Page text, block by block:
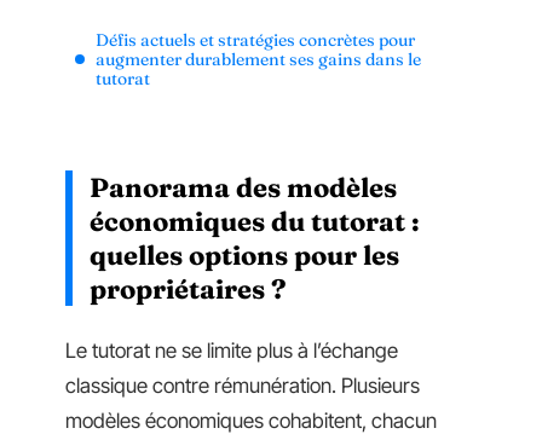
Défis actuels et stratégies concrètes pour
augmenter durablement ses gains dans le
tutorat
Panorama des modèles
économiques du tutorat :
quelles options pour les
propriétaires ?
Le tutorat ne se limite plus à l’échange
classique contre rémunération. Plusieurs
modèles économiques cohabitent, chacun